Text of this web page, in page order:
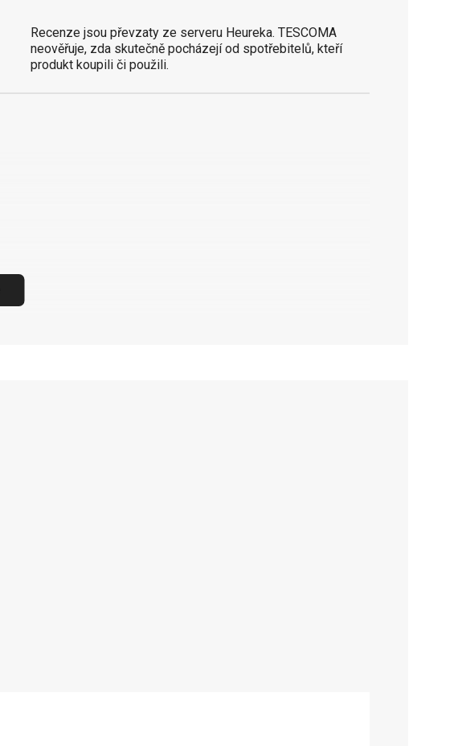
Recenze jsou převzaty ze serveru Heureka. TESCOMA
neověřuje, zda skutečně pocházejí od spotřebitelů, kteří
produkt koupili či použili.